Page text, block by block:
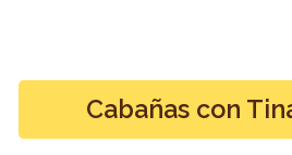
Cabañas con